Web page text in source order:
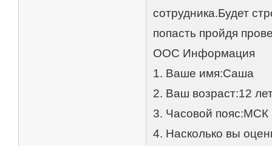
сотрудника.Будет
попасть пройдя
OOC Информация
1. Ваше имя:Саша
2. Ваш возраст:12
3. Часовой пояс:МСК
4. Насколько вы